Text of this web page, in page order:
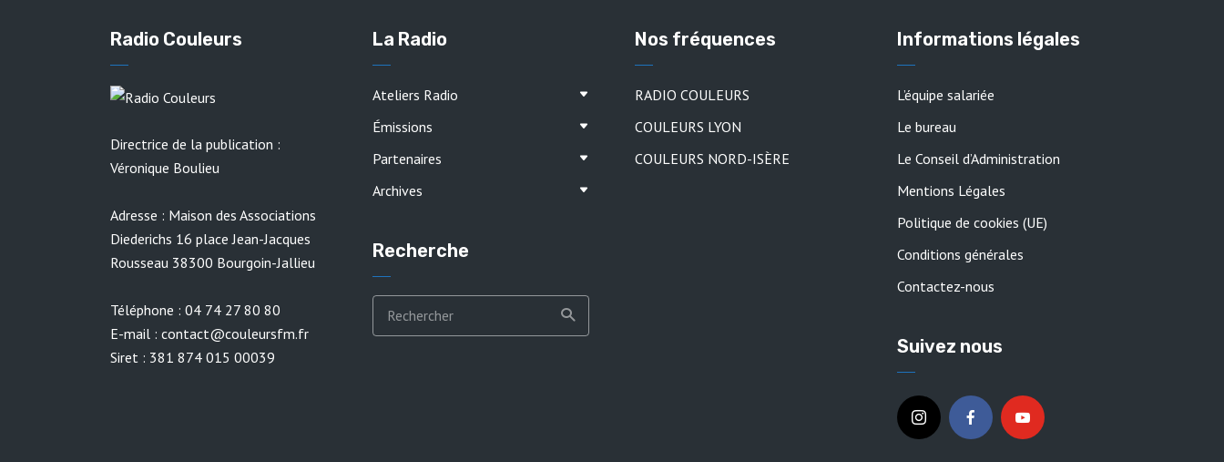
Radio Couleurs
Directrice de la publication :
Véronique Boulieu
Adresse : Maison des Associations
Diederichs 16 place Jean-Jacques
Rousseau 38300 Bourgoin-Jallieu
Téléphone : 04 74 27 80 80
E-mail : contact@couleursfm.fr
Siret : 381 874 015 00039
La Radio
Ateliers Radio
Émissions
Partenaires
Archives
Recherche
Nos fréquences
RADIO COULEURS
COULEURS LYON
COULEURS NORD-ISÈRE
Informations légales
L’équipe salariée
Le bureau
Le Conseil d’Administration
Mentions Légales
Politique de cookies (UE)
Conditions générales
Contactez-nous
Suivez nous